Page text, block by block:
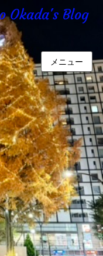
Okada's Blog
メニュー